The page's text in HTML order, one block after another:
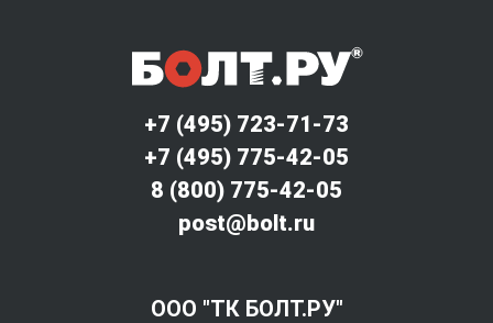
+7 (495) 723-71-73
+7 (495) 775-42-05
8 (800) 775-42-05
post@bolt.ru
ООО "ТК БОЛТ.РУ"